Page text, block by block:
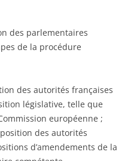
des parlementaires
de la procédure
des autorités françaises
législative, telle que
européenne ;
des autorités
d’amendements de la